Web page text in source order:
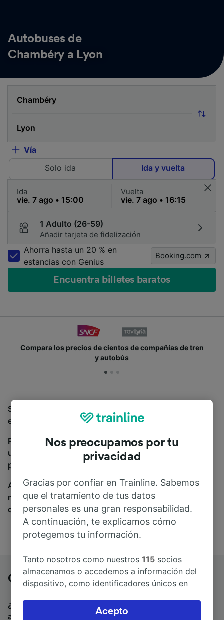
Autobuses de
Chambéry a Lyon
Vía
Solo ida
Ida y vuelta
Ida Vuelta
1 Adulto (26-59)
Añadir tarjeta de fidelización
Ahorra hasta un 20 % en
estancias con Genius
Booking.com
Encuentra billetes baratos
Compara los precios de cientos de compañías de tren
y autobús
Si estás buscando autobuses de Chambéry a Lyon,
estás en el sitio adecuado.
Para encontrar billetes de autobús, simplemente haz
una búsqueda y nosotros compararemos horarios y
precios tanto de tren como de autobús.
A donde quiera que vayas, tu viaje empieza con
nosotros. Encuentra billetes de más de 170
compañías de tren y autobús.
Chambéry a Lyon en autobús
¿Estás buscando un billete de vuelta para volver en
autobús? Visita
autobuses de Lyon a Chambéry
Nos preocupamos por tu
privacidad
Gracias por confiar en Trainline. Sabemos
que el tratamiento de tus datos
personales es una gran responsabilidad.
A continuación, te explicamos cómo
protegemos tu información.
Tanto nosotros como nuestros115 socios
almacenamos o accedemos a información del
dispositivo, como identificadores únicos en
Puedes aceptar o administrar tus preferencias
Acepto